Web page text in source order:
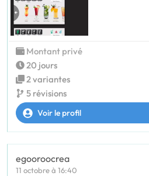
Montant privé
20 jours
2 variantes
5 révisions
Voir le profil
egooroocrea
11 octobre à 16:40